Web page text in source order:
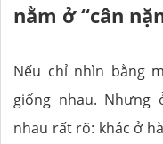
nằm ở “cân
Nếu chỉ nhìn bằng
giống nhau. Nhưng
nhau rất rõ: khác ở